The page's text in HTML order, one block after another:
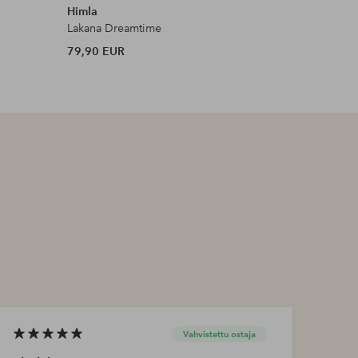
Himla
Lakana Dreamtime
79,90 EUR
Vahvistettu ostaja